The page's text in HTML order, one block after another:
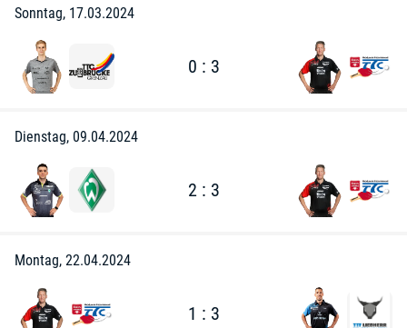
Sonntag, 17.03.2024
0 : 3
Dienstag, 09.04.2024
2 : 3
Montag, 22.04.2024
1 : 3